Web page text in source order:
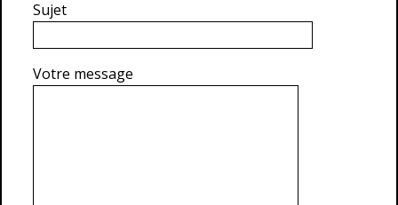
Sujet
Votre message